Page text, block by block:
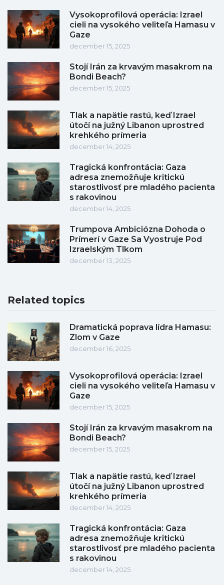
Vysokoprofilová operácia: Izrael
cieli na vysokého veliteľa Hamasu v
Gaze
december 15, 2025
Stojí Irán za krvavým masakrom na
Bondi Beach?
december 15, 2025
Tlak a napätie rastú, keď Izrael
útočí na južný Libanon uprostred
krehkého prímeria
december 14, 2025
Tragická konfrontácia: Gaza
adresa znemožňuje kritickú
starostlivosť pre mladého pacienta
s rakovinou
december 14, 2025
Trumpova Ambiciózna Dohoda o
Prímerí v Gaze Sa Vyostruje Pod
Izraelským Tlkom
december 13, 2025
Related topics
Dramatická poprava lídra Hamasu:
Zlom v Gaze
december 16, 2025
Vysokoprofilová operácia: Izrael
cieli na vysokého veliteľa Hamasu v
Gaze
december 15, 2025
Stojí Irán za krvavým masakrom na
Bondi Beach?
december 15, 2025
Tlak a napätie rastú, keď Izrael
útočí na južný Libanon uprostred
krehkého prímeria
december 14, 2025
Tragická konfrontácia: Gaza
adresa znemožňuje kritickú
starostlivosť pre mladého pacienta
s rakovinou
december 14, 2025